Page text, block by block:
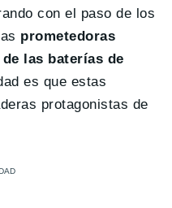
con el paso de los
prometedoras
las baterías de
es que estas
protagonistas de